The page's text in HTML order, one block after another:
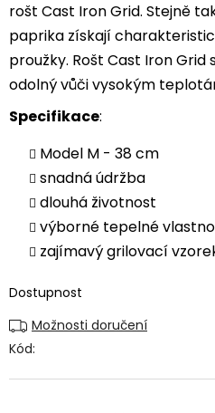
rošt Cast Iron Grid. Stejně
paprika získají
proužky. Rošt Cast Iron
odolný vůči vysokým
Specifikace:
Model M - 38 cm
snadná údržba
dlouhá životnost
výborné tepelné
zajímavý grilovací
Dostupnost
Možnosti doručení
Kód: